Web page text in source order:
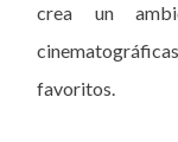
crea un
favoritos.